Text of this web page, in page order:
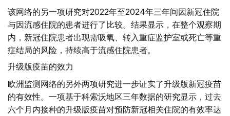
该网络的另一项研究对2022年至2024年三年间因新冠住院
与因流感住院的患者进行了比较。结果显示，在整个观察期
内，新冠住院患者出现需吸氧、转入重症监护室或死亡等重
症结局的风险，持续高于流感住院患者。
升级版疫苗的效力
欧洲监测网络的另外两项研究进一步证实了升级版新冠疫苗
的有效性。一项基于科索沃地区三年数据的研究显示，过去
六个月内接种的升级版疫苗对预防新冠相关住院的有效率达